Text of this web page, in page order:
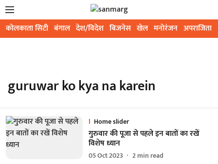
कोलकाता सिटी बंगाल देश/विदेश बिजनेस खेल मनोरंजन अपराजिता
guruwar ko kya na karein
Home slider
गुरुवार की पूजा से पहले इन बातों का रखें
विशेष ध्यान
05 Oct 2023 2min read